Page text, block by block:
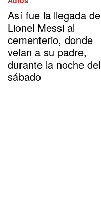
Así fue la llegada de
Lionel Messi al
cementerio, donde
velan a su padre,
durante la noche del
sábado